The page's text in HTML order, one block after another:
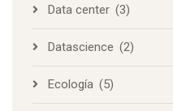
Data center (3)
Datascience (2)
Ecología (5)